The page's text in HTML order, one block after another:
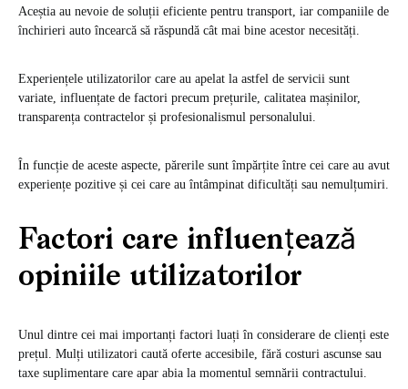
Aceștia au nevoie de soluții eficiente pentru transport, iar companiile de
închirieri auto încearcă să răspundă cât mai bine acestor necesități.
Experiențele utilizatorilor care au apelat la astfel de servicii sunt
variate, influențate de factori precum prețurile, calitatea mașinilor,
transparența contractelor și profesionalismul personalului.
În funcție de aceste aspecte, părerile sunt împărțite între cei care au avut
experiențe pozitive și cei care au întâmpinat dificultăți sau nemulțumiri.
Factori care influențează
opiniile utilizatorilor
Unul dintre cei mai importanți factori luați în considerare de clienți este
prețul. Mulți utilizatori caută oferte accesibile, fără costuri ascunse sau
taxe suplimentare care apar abia la momentul semnării contractului.